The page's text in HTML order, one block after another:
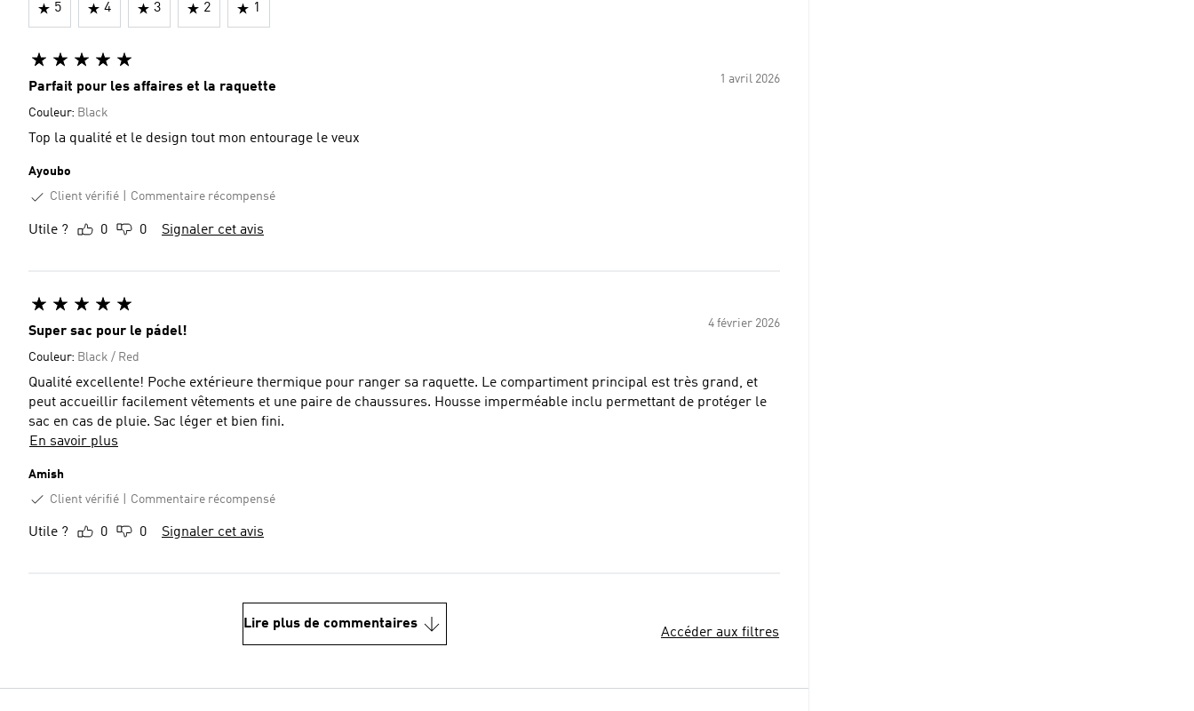
5 4 3 2 1
1 avril 2026
Parfait pour les affaires et la raquette
Couleur: Black
Top la qualité et le design tout mon entourage le veux
Ayoubo
Client vérifié
Commentaire récompensé
Utile ? 0 0 Signaler cet avis
4 février 2026
Super sac pour le pádel!
Couleur: Black / Red
Qualité excellente! Poche extérieure thermique pour ranger sa raquette. Le compartiment principal est très grand, et
peut accueillir facilement vêtements et une paire de chaussures. Housse imperméable inclu permettant de protéger le
sac en cas de pluie. Sac léger et bien fini.
En savoir plus
Amish
Client vérifié
Commentaire récompensé
Utile ? 0 0 Signaler cet avis
Lire plus de commentaires
Accéder aux filtres